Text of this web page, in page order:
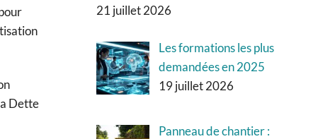
Dette
21 juillet 2026
Les formations les plus
demandées en 2025
19 juillet 2026
Panneau de chantier :